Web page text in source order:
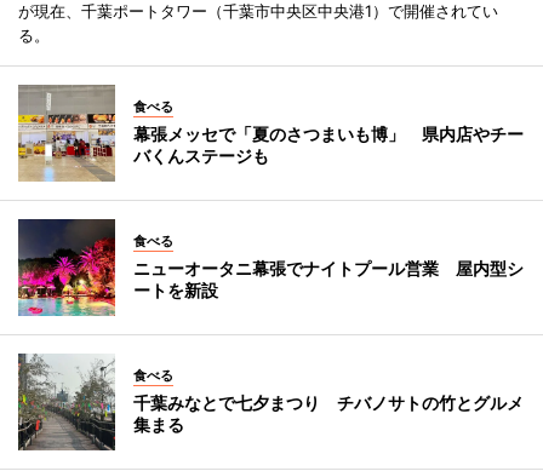
が現在、千葉ポートタワー（千葉市中央区中央港1）で開催されてい
る。
食べる
幕張メッセで「夏のさつまいも博」 県内店やチー
バくんステージも
食べる
ニューオータニ幕張でナイトプール営業 屋内型シ
ートを新設
食べる
千葉みなとで七夕まつり チバノサトの竹とグルメ
集まる